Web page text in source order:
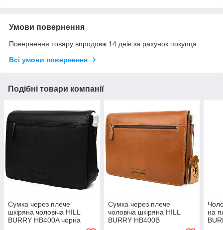
Умови повернення
Повернення товару впродовж 14 днів за рахунок покупця
Всі умови повернення
Подібні товари компанії
Сумка через плече
шкіряна чоловіча HILL
BURRY HB400A чорна
Сумка через плече
чоловіча шкіряна HILL
BURRY HB400B
на